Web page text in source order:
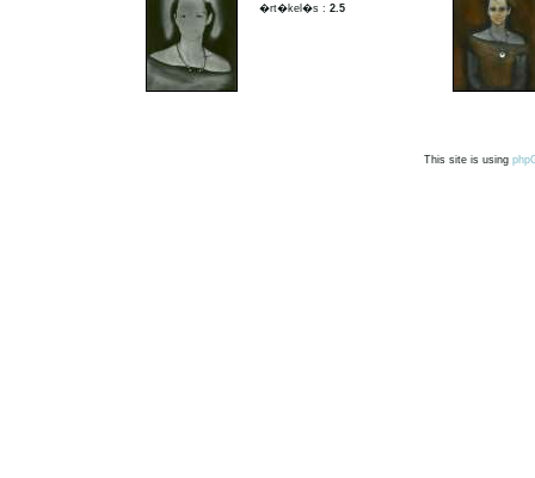
�rt�kel�s :2.5
This site is using